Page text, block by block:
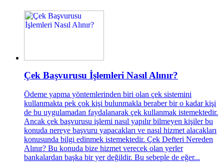
Çek Başvurusu İşlemleri Nasıl Alınır?
Ödeme yapma yöntemlerinden biri olan çek sistemini
kullanmakta pek çok kişi bulunmakla beraber bir o kadar kişi
de bu uygulamadan faydalanarak çek kullanmak istemektedir.
Ancak çek başvurusu işlemi nasıl yapılır bilmeyen kişiler bu
konuda nereye başvuru yapacakları ve nasıl hizmet alacakları
konusunda bilgi edinmek istemektedir. Çek Defteri Nereden
Alınır? Bu konuda bize hizmet verecek olan yerler
bankalardan başka bir yer değildir. Bu sebeple de eğer...